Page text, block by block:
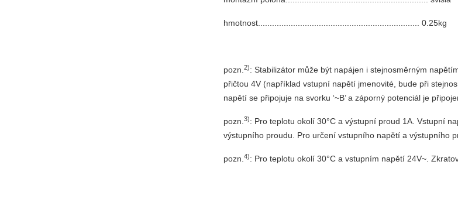
hmotnost..................................................................... 0.25kg
pozn. 2): Stabilizátor může být napájen i stejnosměrným
přičtou 4V (například vstupní napětí jmenovité, bude při
napětí se připojuje na svorku ‘~B’ a záporný potenciál je
pozn. 3): Pro teplotu okolí 30°C a výstupní proud 1A. Vstupní
výstupního proudu. Pro určení vstupního napětí a výstupního
pozn. 4): Pro teplotu okolí 30°C a vstupním napětí 24V~.